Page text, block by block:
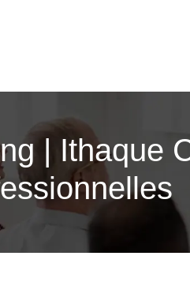
| Ithaque